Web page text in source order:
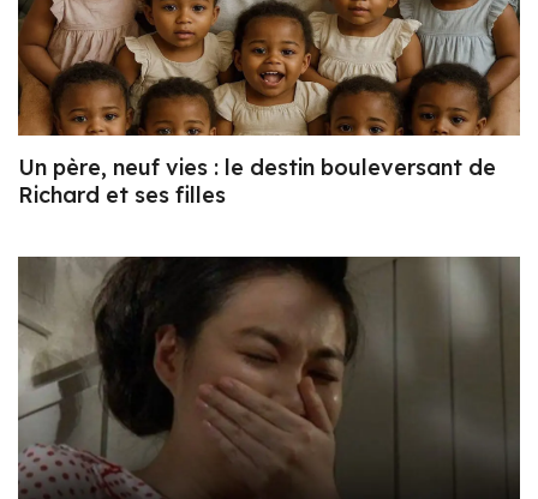
Un père, neuf vies : le destin bouleversant de
Richard et ses filles